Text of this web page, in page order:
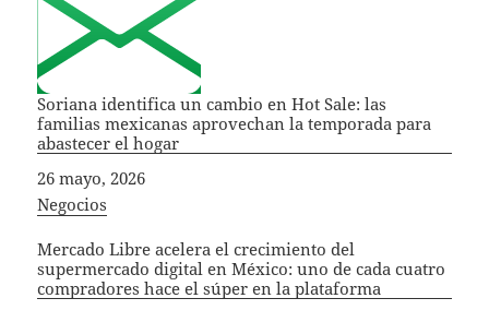
Soriana identifica un cambio en Hot Sale: las
familias mexicanas aprovechan la temporada para
abastecer el hogar
Fecha
26 mayo, 2026
In relation to
Negocios
Mercado Libre acelera el crecimiento del
supermercado digital en México: uno de cada cuatro
compradores hace el súper en la plataforma